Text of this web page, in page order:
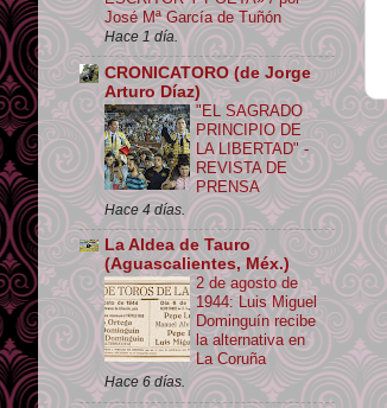
José Mª García de Tuñón
Hace 1 día.
CRONICATORO (de Jorge
Arturo Díaz)
"EL SAGRADO
PRINCIPIO DE
LA LIBERTAD" -
REVISTA DE
PRENSA
Hace 4 días.
La Aldea de Tauro
(Aguascalientes, Méx.)
2 de agosto de
1944: Luis Miguel
Dominguín recibe
la alternativa en
La Coruña
Hace 6 días.